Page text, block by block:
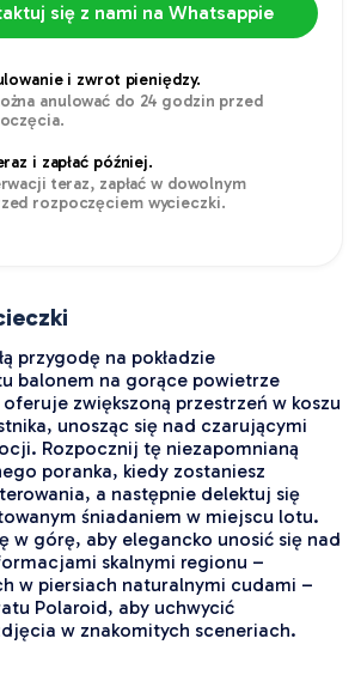
się z nami na Whatsappie
i zwrot pieniędzy.
anulować do 24 godzin przed
i zapłać później.
teraz, zapłać w dowolnym
rozpoczęciem wycieczki.
przygodę na pokładzie
balonem na gorące powietrze
zwiększoną przestrzeń w koszu
unosząc się nad czarującymi
Rozpocznij tę niezapomnianą
poranka, kiedy zostaniesz
a następnie delektuj się
śniadaniem w miejscu lotu.
w górę, aby elegancko unosić się nad
skalnymi regionu –
w piersiach naturalnymi cudami –
Polaroid, aby uchwycić
w znakomitych sceneriach.